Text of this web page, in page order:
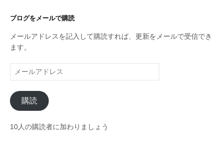
リ
ブログをメールで購読
メールアドレスを記入して購読すれば、更新をメールで受信でき
ます。
ー
ル
ア
ド
レ
購読
10人の購読者に加わりましょう